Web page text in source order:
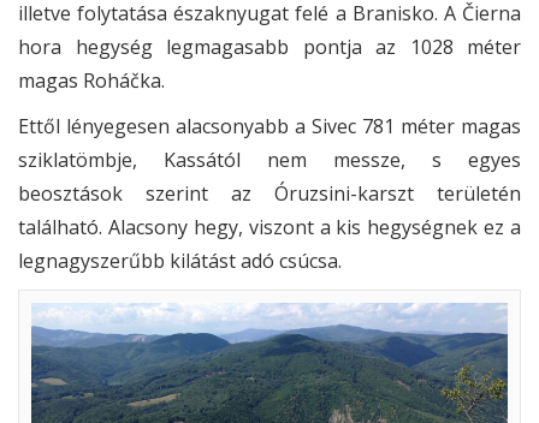
illetve folytatása északnyugat felé a Branisko. A Čierna
hora hegység legmagasabb pontja az 1028 méter
magas Roháčka.
Ettől lényegesen alacsonyabb a Sivec 781 méter magas
sziklatömbje, Kassától nem messze, s egyes
beosztások szerint az Óruzsini-karszt területén
található. Alacsony hegy, viszont a kis hegységnek ez a
legnagyszerűbb kilátást adó csúcsa.